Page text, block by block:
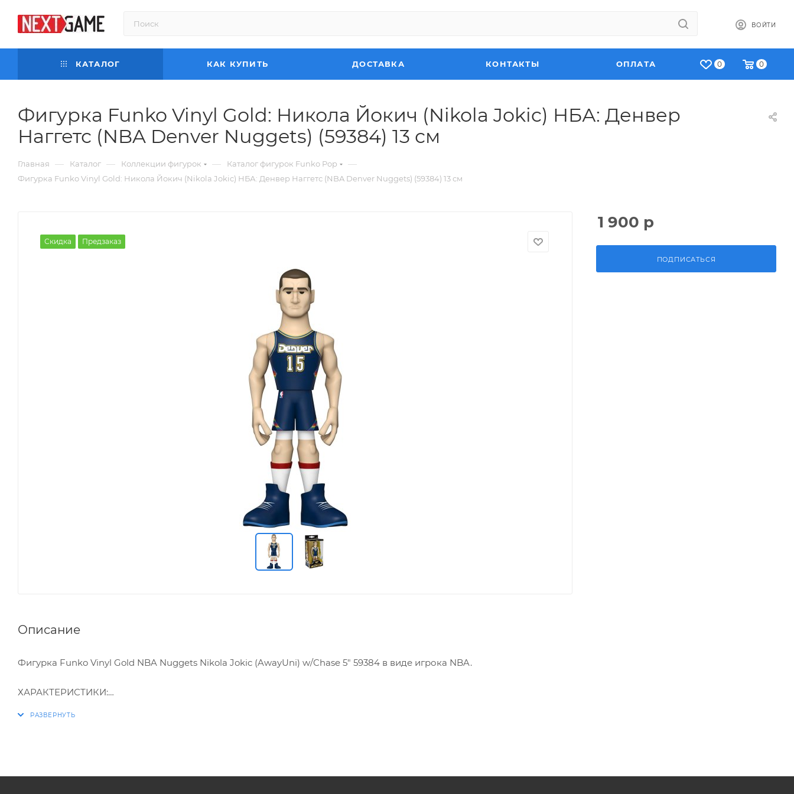
ВОЙТИ
0 0
КАТАЛОГ КАК КУПИТЬ ДОСТАВКА КОНТАКТЫ ОПЛАТА
Фигурка Funko Vinyl Gold: Никола Йокич (Nikola Jokic) НБА: Денвер
Наггетс (NBA Denver Nuggets) (59384) 13 см
Главная — Каталог — Коллекции фигурок — Каталог фигурок Funko Pop —
Фигурка Funko Vinyl Gold: Никола Йокич (Nikola Jokic) НБА: Денвер Наггетс (NBA Denver Nuggets) (59384) 13 см
Скидка Предзаказ
Описание
Фигурка Funko Vinyl Gold NBA Nuggets Nikola Jokic (AwayUni) w/Chase 5" 59384 в виде игрока NBA.
ХАРАКТЕРИСТИКИ:
1 900 р
ПОДПИСАТЬСЯ